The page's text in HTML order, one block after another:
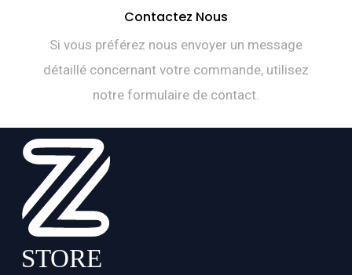
Contactez Nous
Si vous préférez nous envoyer un message
détaillé concernant votre commande, utilisez
notre formulaire de contact.